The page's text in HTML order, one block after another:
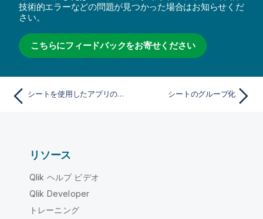
技術的エラーなどの問題が見つかった場合はお知らせくだ
さい。
こちらにフィードバックをお寄せください
シートを使用したアプリの構成 シートのグループ化
リソース
Qlik ヘルプ ビデオ
Qlik Developer
トレーニング